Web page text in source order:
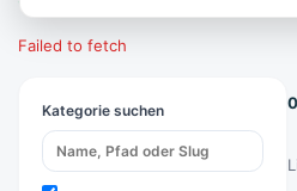
Failed to fetch
Kategorie suchen 0